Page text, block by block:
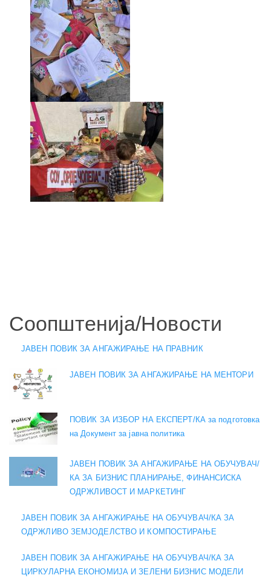
Соопштенија/Новости
ЈАВЕН ПОВИК ЗА АНГАЖИРАЊЕ НА ПРАВНИК
ЈАВЕН ПОВИК ЗА АНГАЖИРАЊЕ НА МЕНТОРИ
ПОВИК ЗА ИЗБОР НА ЕКСПЕРТ/КА за подготовка
на Документ за јавна политика
ЈАВЕН ПОВИК ЗА АНГАЖИРАЊЕ НА ОБУЧУВАЧ/
КА ЗА БИЗНИС ПЛАНИРАЊЕ, ФИНАНСИСКА
ОДРЖЛИВОСТ И МАРКЕТИНГ
ЈАВЕН ПОВИК ЗА АНГАЖИРАЊЕ НА ОБУЧУВАЧ/КА ЗА
ОДРЖЛИВО ЗЕМЈОДЕЛСТВО И КОМПОСТИРАЊЕ
ЈАВЕН ПОВИК ЗА АНГАЖИРАЊЕ НА ОБУЧУВАЧ/КА ЗА
ЦИРКУЛАРНА ЕКОНОМИЈА И ЗЕЛЕНИ БИЗНИС МОДЕЛИ